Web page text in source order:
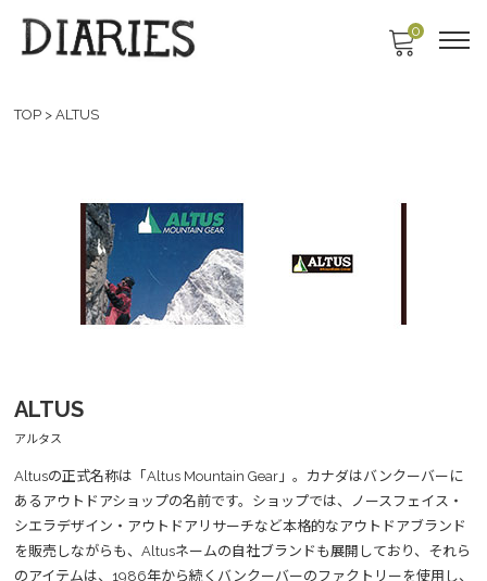
0
TOP > ALTUS
ALTUS
アルタス
Altusの正式名称は「Altus Mountain Gear」。カナダはバンクーバーに
あるアウトドアショップの名前です。ショップでは、ノースフェイス・
シエラデザイン・アウトドアリサーチなど本格的なアウトドアブランド
を販売しながらも、Altusネームの自社ブランドも展開しており、それら
のアイテムは、1986年から続くバンクーバーのファクトリーを使用し、